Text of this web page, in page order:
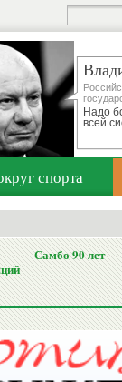
Надо
всей
спорта
Самбо 90 лет